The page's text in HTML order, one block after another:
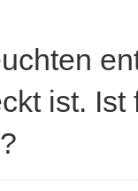
ist.